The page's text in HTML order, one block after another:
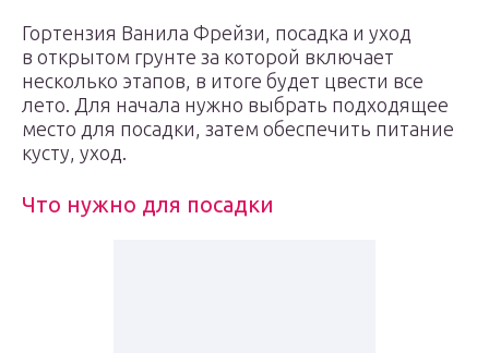
Гортензия Ванила Фрейзи, посадка и уход
в открытом грунте за которой включает
несколько этапов, в итоге будет цвести все
лето. Для начала нужно выбрать подходящее
место для посадки, затем обеспечить питание
кусту, уход.
Что нужно для посадки